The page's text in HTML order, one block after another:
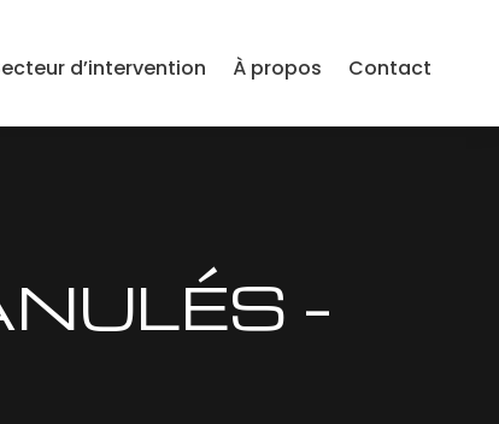
d’intervention À propos Contact
–